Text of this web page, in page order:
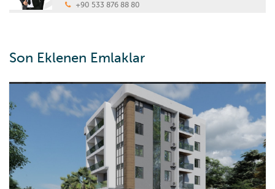
+90 533 876 88 80
Son Eklenen Emlaklar